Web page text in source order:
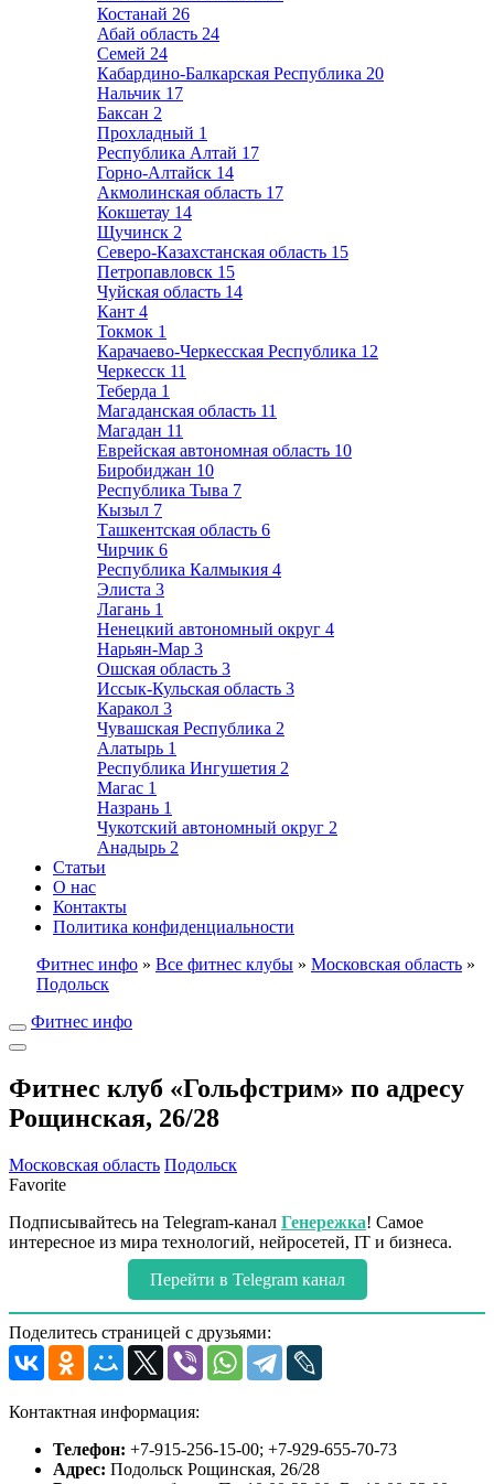
Костанай 26
Абай область 24
Семей 24
Кабардино-Балкарская Республика 20
Нальчик 17
Баксан 2
Прохладный 1
Республика Алтай 17
Горно-Алтайск 14
Акмолинская область 17
Кокшетау 14
Щучинск 2
Северо-Казахстанская область 15
Петропавловск 15
Чуйская область 14
Кант 4
Токмок 1
Карачаево-Черкесская Республика 12
Черкесск 11
Теберда 1
Магаданская область 11
Магадан 11
Еврейская автономная область 10
Биробиджан 10
Республика Тыва 7
Кызыл 7
Ташкентская область 6
Чирчик 6
Республика Калмыкия 4
Элиста 3
Лагань 1
Ненецкий автономный округ 4
Нарьян-Мар 3
Ошская область 3
Иссык-Кульская область 3
Каракол 3
Чувашская Республика 2
Алатырь 1
Республика Ингушетия 2
Магас 1
Назрань 1
Чукотский автономный округ 2
Анадырь 2
Статьи
О нас
Контакты
Политика конфиденциальности
Фитнес инфо » Все фитнес клубы » Московская область »
Подольск
Фитнес инфо
Фитнес клуб «Гольфстрим» по адресу
Рощинская, 26/28
Московская область Подольск
Favorite
Подписывайтесь на Telegram-канал Генережка! Самое
интересное из мира технологий, нейросетей, IT и бизнеса.
Перейти в Telegram канал
Поделитесь страницей с друзьями:
Контактная информация:
Телефон: +7-915-256-15-00; +7-929-655-70-73
Адрес: Подольск Рощинская, 26/28